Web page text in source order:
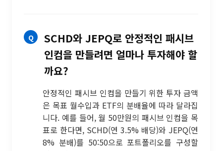
SCHD와 JEPQ로 안정적인 패시브
인컴을 만들려면 얼마나 투자해야 할
까요?
안정적인 패시브 인컴을 만들기 위한 투자 금액
은 목표 월수입과 ETF의 분배율에 따라 달라집
니다. 예를 들어, 월 50만원의 패시브 인컴을 목
표로 한다면, SCHD(연 3.5% 배당)와 JEPQ(연
8% 분배)를 50:50으로 포트폴리오를 구성할